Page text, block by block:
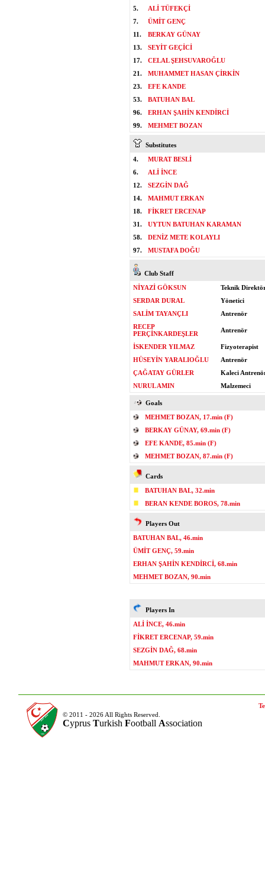
5.
ALİ TÜFEKÇİ
7.
ÜMİT GENÇ
11.
BERKAY GÜNAY
13.
SEYİT GEÇİCİ
17.
CELAL ŞEHSUVAROĞLU
21.
MUHAMMET HASAN ÇİRKİN
23.
EFE KANDE
53.
BATUHAN BAL
96.
ERHAN ŞAHİN KENDİRCİ
99.
MEHMET BOZAN
Substitutes
4.
MURAT BESLİ
6.
ALİ İNCE
12.
SEZGİN DAĞ
14.
MAHMUT ERKAN
18.
FİKRET ERCENAP
31.
UYTUN BATUHAN KARAMAN
58.
DENİZ METE KOLAYLI
97.
MUSTAFA DOĞU
Club Staff
NİYAZİ GÖKSUN
Teknik
SERDAR DURAL
Yönetici
SALİM TAYANÇLI
Antrenör
RECEP
PERÇİNKARDEŞLER
Antrenör
İSKENDER YILMAZ
Fizyoterapist
HÜSEYİN YARALIOĞLU
Antrenör
ÇAĞATAY GÜRLER
Kaleci
NURUL AMIN
Malzemeci
Goals
MEHMET BOZAN, 17.min (F)
BERKAY GÜNAY, 69.min (F)
EFE KANDE, 85.min (F)
MEHMET BOZAN, 87.min (F)
Cards
BATUHAN BAL, 32.min
BERAN KENDE BOROS, 78.min
Players Out
BATUHAN BAL, 46.min
ÜMİT GENÇ, 59.min
ERHAN ŞAHİN KENDİRCİ, 68.min
MEHMET BOZAN, 90.min
Players In
ALİ İNCE, 46.min
FİKRET ERCENAP, 59.min
SEZGİN DAĞ, 68.min
MAHMUT ERKAN, 90.min
© 2011 - 2026 All Rights Reserved.
Cyprus Turkish Football Association